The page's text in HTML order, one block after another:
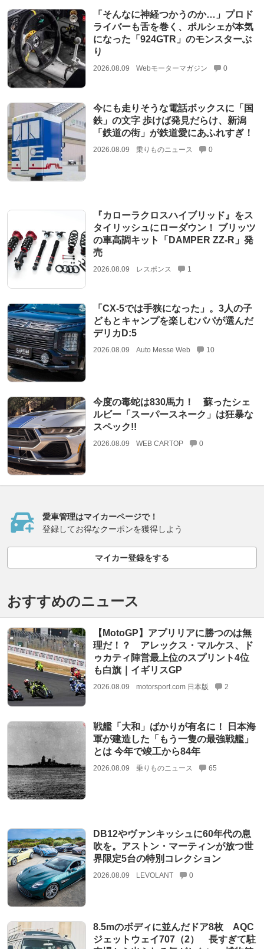
「そんなに神経つかうのか…」プロド
ライバーも舌を巻く、ポルシェが本気
になった「924GTR」のモンスターぶ
り
2026.08.09 Webモーターマガジン 0
今にも走りそうな電話ボックスに「国
鉄」の文字 歩けば発見だらけ、新潟
「鉄道の街」が鉄道愛にあふれすぎ！
2026.08.09 乗りものニュース 0
『カローラクロスハイブリッド』をス
タイリッシュにローダウン！ ブリッツ
の車高調キット「DAMPER ZZ-R」発
売
2026.08.09 レスポンス 1
「CX-5では手狭になった」。3人の子
どもとキャンプを楽しむパパが選んだ
デリカD:5
2026.08.09 Auto Messe Web 10
今度の毒蛇は830馬力！ 蘇ったシェ
ルビー「スーパースネーク」は狂暴な
スペック!!
2026.08.09 WEB CARTOP 0
愛車管理はマイカーページで！
登録してお得なクーポンを獲得しよう
マイカー登録をする
おすすめのニュース
【MotoGP】アプリリアに勝つのは無
理だ！？ アレックス・マルケス、ド
ゥカティ陣営最上位のスプリント4位
も白旗｜イギリスGP
2026.08.09 motorsport.com 日本版 2
戦艦「大和」ばかりが有名に！ 日本海
軍が建造した「もう一隻の最強戦艦」
とは 今年で竣工から84年
2026.08.09 乗りものニュース 65
DB12やヴァンキッシュに60年代の息
吹を。アストン・マーティンが放つ世
界限定5台の特別コレクション
2026.08.09 LEVOLANT 0
8.5mのボディに並んだドア8枚 AQC
ジェットウェイ707（2） 長すぎて駐